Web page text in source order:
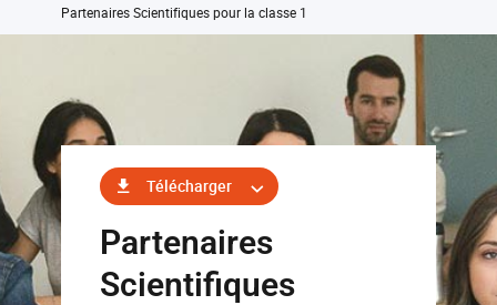
Partenaires Scientifiques pour la classe 1
Télécharger
Partenaires
Scientifiques